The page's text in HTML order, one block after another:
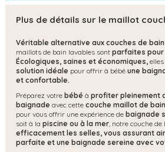
Plus de détails sur le maillot
Véritable alternative aux couches de
maillots de bain lavables sont parfaites pour
Écologiques, saines et économiques,
solution idéale pour offrir à bébé une
et confortable.
Préparez votre bébé à profiter pleinement
baignade avec cette couche maillot de bain
pour vous offrir une expérience de baignade
soit à la piscine ou à la mer , notre couche de
efficacement les selles, vous assurant
parfaite et une baignade sereine avec